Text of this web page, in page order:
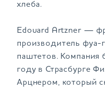
хлеба.
Edouard Artzner —
производитель фуа-
паштетов. Компания
году в Страсбурге
Арцнером, который